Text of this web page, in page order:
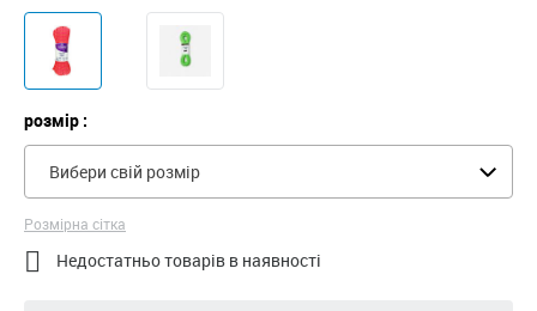
розмір :
Вибери свій розмір
Розмірна сітка
 Недостатньо товарів в наявності